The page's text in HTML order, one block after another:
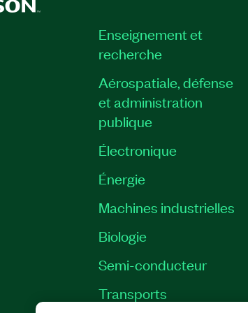
Enseignement et
recherche
Aérospatiale, défense
et administration
publique
Électronique
Énergie​
Machines industrielles
Biologie
Semi-conducteur
Transports